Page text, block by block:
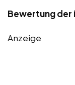
Bewertung der
Anzeige